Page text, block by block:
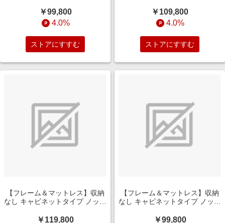
ットレス P5HGD824(シングル
サイズ/ダークブラウン)
￥99,800
4.0%
ストアにすすむ
ットレス P5HGD824(セミダブ
ルサイズ/ダークブラウン)
￥109,800
4.0%
ストアにすすむ
【フレーム＆マットレス】収納
なし キャビネットタイプ ノッテ
ットレス P5HGD824(ダブルサ
￥119,800
【フレーム＆マットレス】収納
なし キャビネットタイプ ノッテ
ットレス P5HGD824(シングル
￥99,800